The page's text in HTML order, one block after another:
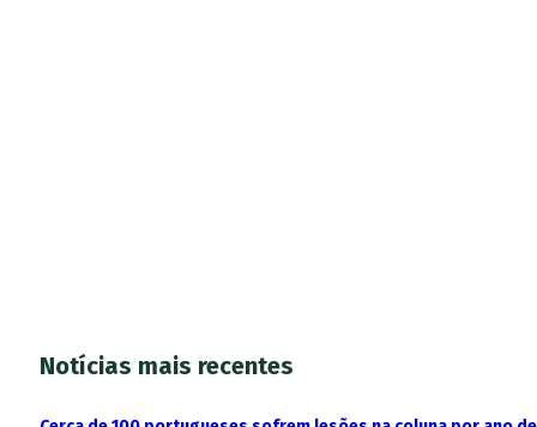
Notícias mais recentes